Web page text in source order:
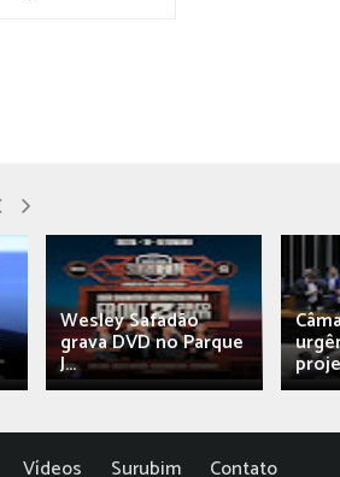
Wesley Safadão
grava DVD no Parque
J...
Vídeos Surubim Contato